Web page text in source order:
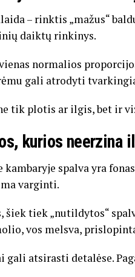
– rinktis „mažus“
daiktų rinkinys.
normalios
gali atrodyti
tik plotis ar ilgis, bet ir
kurios neerzina
kambaryje spalva yra
varginti.
šiek tiek „nutildytos“
vos melsva,
gali atsirasti detalėse.